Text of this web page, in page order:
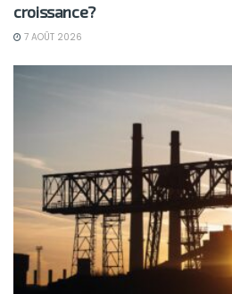
croissance?
7 AOÛT 2026